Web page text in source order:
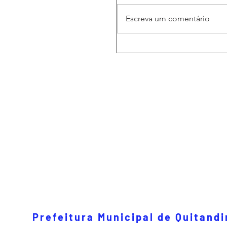
Escreva um comentário
Prefeitura Municipal de